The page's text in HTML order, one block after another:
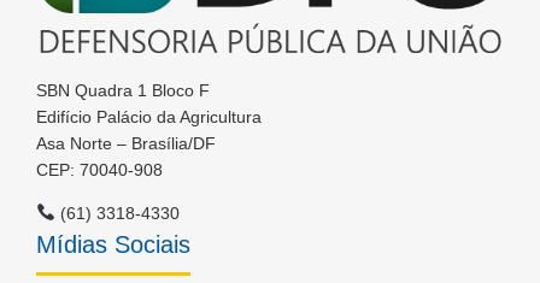
SBN Quadra 1 Bloco F
Edifício Palácio da Agricultura
Asa Norte – Brasília/DF
CEP: 70040-908
(61) 3318-4330
Mídias Sociais